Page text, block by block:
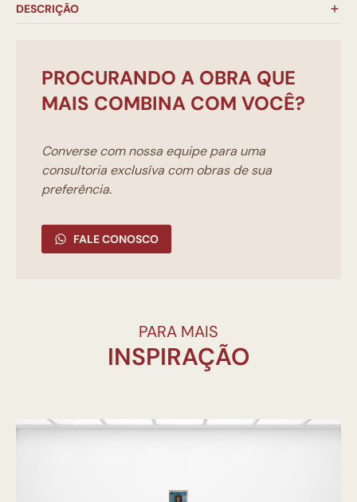
DESCRIÇÃO
PROCURANDO A OBRA QUE
MAIS COMBINA COM VOCÊ?
Converse com nossa equipe para uma
consultoria exclusíva com obras de sua
preferência.
FALE CONOSCO
PARA MAIS
INSPIRAÇÃO